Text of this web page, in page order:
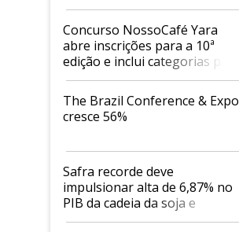
Concurso NossoCafé Yara
abre inscrições para a 10ª
edição e inclui categorias para
cafés Canephora
The Brazil Conference & Expo
cresce 56%
Safra recorde deve
impulsionar alta de 6,87% no
PIB da cadeia da soja e
biodiesel em 2026